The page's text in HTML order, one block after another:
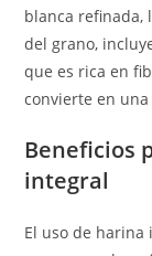
blanca refinada,
del grano,
que es rica en
convierte en
Beneficios
integral
El uso de